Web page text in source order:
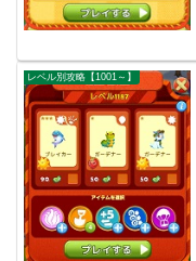
レベル別攻略【1001～】